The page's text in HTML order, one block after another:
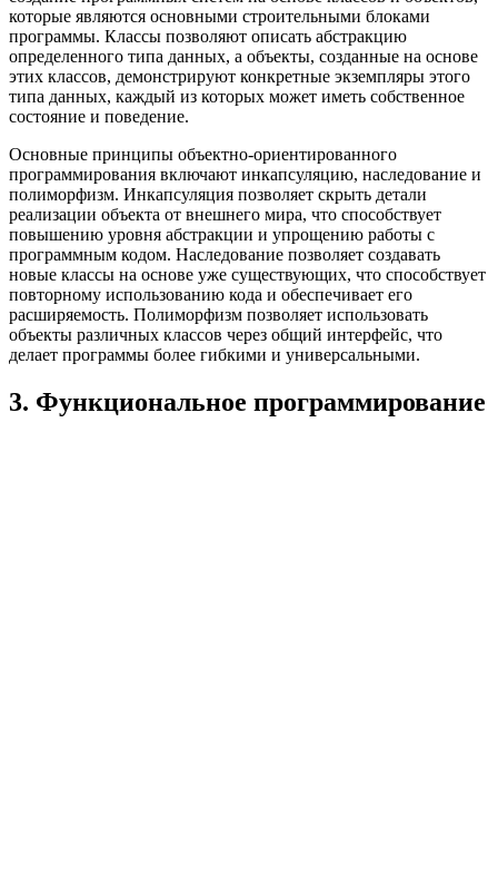
которые являются основными строительными блоками
программы. Классы позволяют описать абстракцию
определенного типа данных, а объекты, созданные на основе
этих классов, демонстрируют конкретные экземпляры этого
типа данных, каждый из которых может иметь собственное
состояние и поведение.
Основные принципы объектно-ориентированного
программирования включают инкапсуляцию, наследование и
полиморфизм. Инкапсуляция позволяет скрыть детали
реализации объекта от внешнего мира, что способствует
повышению уровня абстракции и упрощению работы с
программным кодом. Наследование позволяет создавать
новые классы на основе уже существующих, что способствует
повторному использованию кода и обеспечивает его
расширяемость. Полиморфизм позволяет использовать
объекты различных классов через общий интерфейс, что
делает программы более гибкими и универсальными.
3. Функциональное программирование